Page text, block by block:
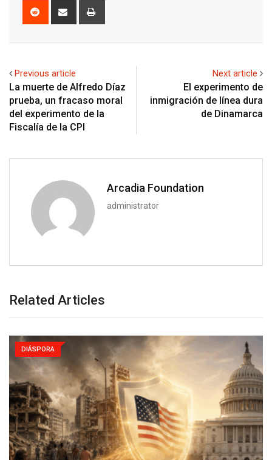
Reddit
Share
Previous article
La muerte de Alfredo Díaz
prueba, un fracaso moral
del experimento de la
Fiscalía de la CPI
Next article
El experimento de
inmigración de línea dura
de Dinamarca
Arcadia Foundation
administrator
Related Articles
DIÁSPORA